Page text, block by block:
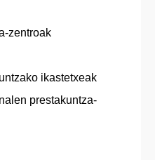
zentroak
ikastetxeak
prestakuntza-